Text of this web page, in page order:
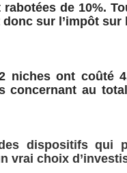
de 10%.
sur l’impôt
niches ont coûté
concernant au
dispositifs qui
vrai choix